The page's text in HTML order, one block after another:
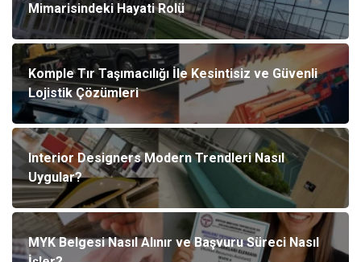
Mimarisindeki Hayati Rolü
Komple Tır Taşımacılığı İle Kesintisiz ve Güvenli
Lojistik Çözümleri
Interior Designers Modern Trendleri Nasıl
Uygular?
MYK Belgesi Nasıl Alınır ve Başvuru Süreci Nasıl